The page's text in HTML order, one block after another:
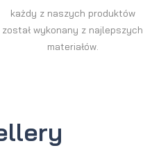
każdy z naszych produktów
został wykonany z najlepszych
materiałów.